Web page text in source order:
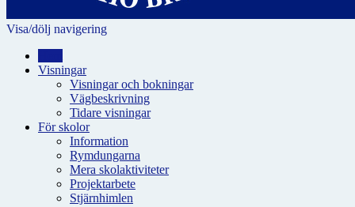
Visa/dölj navigering
Visningar
Visningar och bokningar
Vägbeskrivning
Tidare visningar
För skolor
Information
Rymdungarna
Mera skolaktiviteter
Projektarbete
Stjärnhimlen